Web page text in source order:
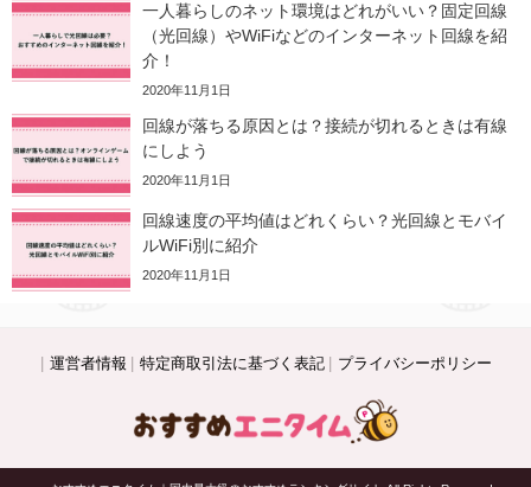
一人暮らしのネット環境はどれがいい？固定回線
（光回線）やWiFiなどのインターネット回線を紹
介！
2020年11月1日
回線が落ちる原因とは？接続が切れるときは有線
にしよう
2020年11月1日
回線速度の平均値はどれくらい？光回線とモバイ
ルWiFi別に紹介
2020年11月1日
運営者情報 特定商取引法に基づく表記 プライバシーポリシー